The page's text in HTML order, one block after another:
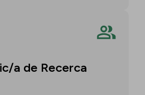
a de Recerca